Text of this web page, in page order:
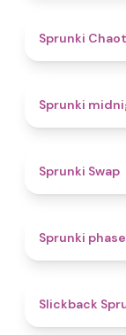
Sprunki
Sprunki
Sprunki Swap
Sprunki
Slickback